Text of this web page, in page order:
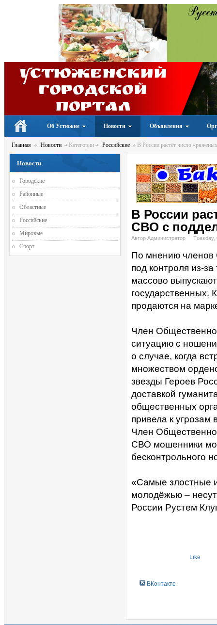
Устюженский
Городской
портал
Об Устюжне Новости Объявления
Главная Новости Категории Российские В России растёт число
В России
СВО с
Автор Администратор Tuesday,
По мнению
под контроля из-
массово
государственных.
продаются на
Член
ситуацию с
о случае, когда
множеством
звезды Героев
доставкой
общественных
привела к угрозам
Член
СВО мошенники
бесконтрольного
«Самые злостные
молодёжью –
России Рустем
Like
ВКонтакте
Новости
Городские
Районные
Областные
Российские
Мировые
Спорт